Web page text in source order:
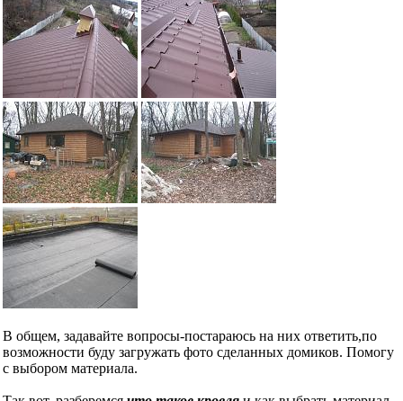
В общем, задавайте вопросы-постараюсь на них ответить,по
возможности буду загружать фото сделанных домиков. Помогу
с выбором материала.